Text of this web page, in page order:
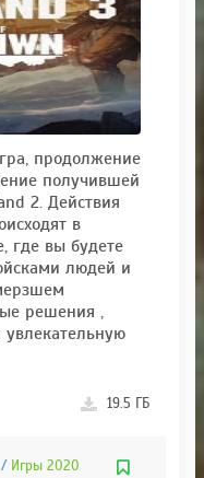
продолжение
получившей
2. Действия
в
где вы будете
людей и
решения ,
увлекательную
19.5 ГБ
/ Игры 2020